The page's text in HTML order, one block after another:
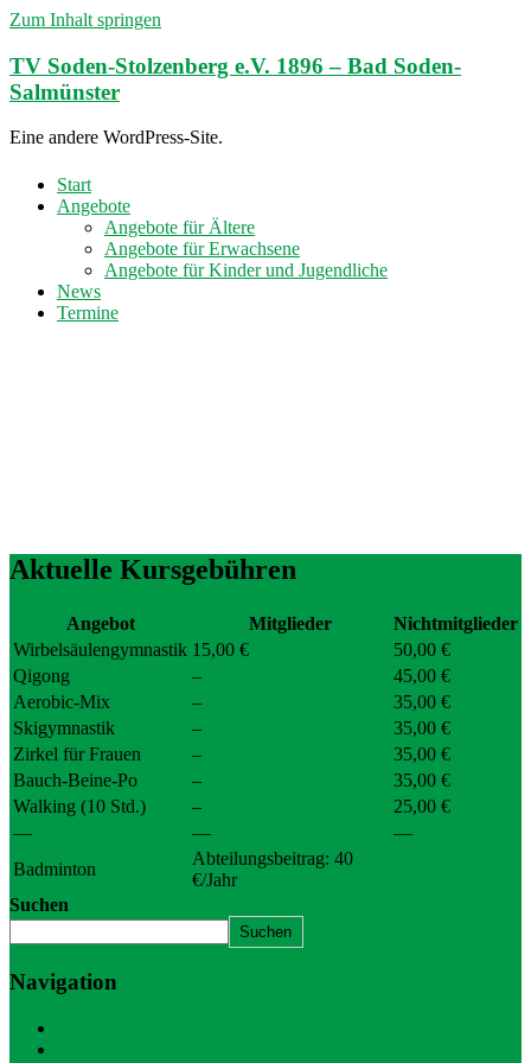
Zum Inhalt springen
TV Soden-Stolzenberg e.V. 1896 – Bad Soden-
Salmünster
Eine andere WordPress-Site.
Start
Angebote
Angebote für Ältere
Angebote für Erwachsene
Angebote für Kinder und Jugendliche
News
Termine
Aktuelle Kursgebühren
Angebot Mitglieder
Nichtmitglieder
Wirbelsäulengymnastik 15,00 €
50,00 €
Qigong
–
45,00 €
Aerobic-Mix
–
35,00 €
Skigymnastik
–
35,00 €
Zirkel für Frauen
–
35,00 €
Bauch-Beine-Po
–
35,00 €
Walking (10 Std.)
–
25,00 €
—
—
—
Badminton
Abteilungsbeitrag: 40
€/Jahr
Suchen
Suchen
Navigation